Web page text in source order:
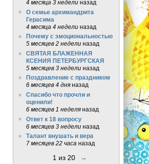
4 месяца 3 неделиназад
О семье архимандрита
Герасима
4 месяца 4 неделиназад
Почему с эмоциональностью
5 месяцев 2 неделиназад
СВЯТАЯ БЛАЖЕННАЯ
КСЕНИЯ ПЕТЕРБУРГСКАЯ
5 месяцев 3 неделиназад
Поздравление с праздником
6 месяцев 4 дняназад
Спасибо что прочли и
оценили!
6 месяцев 1 неделяназад
Ответ к 18 вопросу
6 месяцев 3 неделиназад
Талант внушать и вера
7 месяцев 22 часа назад
1 из 20 →